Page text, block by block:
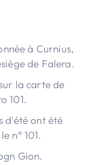
à Curnius,
de Falera.
la carte de
101.
d'été ont été
n° 101.
Gion.